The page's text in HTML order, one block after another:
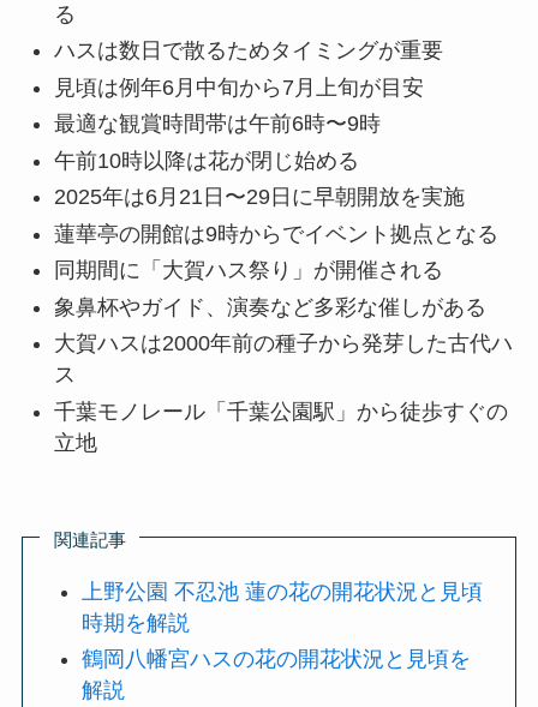
る
ハスは数日で散るためタイミングが重要
見頃は例年6月中旬から7月上旬が目安
最適な観賞時間帯は午前6時〜9時
午前10時以降は花が閉じ始める
2025年は6月21日〜29日に早朝開放を実施
蓮華亭の開館は9時からでイベント拠点となる
同期間に「大賀ハス祭り」が開催される
象鼻杯やガイド、演奏など多彩な催しがある
大賀ハスは2000年前の種子から発芽した古代ハ
ス
千葉モノレール「千葉公園駅」から徒歩すぐの
立地
関連記事
上野公園 不忍池 蓮の花の開花状況と見頃
時期を解説
鶴岡八幡宮ハスの花の開花状況と見頃を
解説